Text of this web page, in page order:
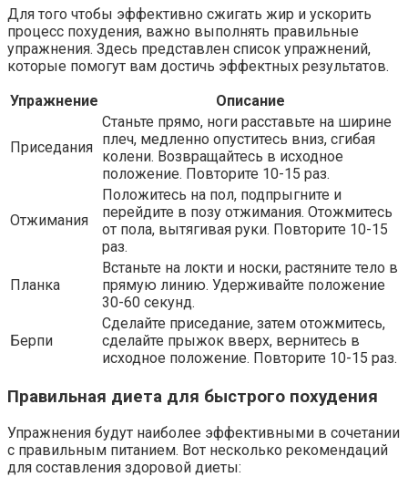
Для того чтобы эффективно сжигать жир и ускорить
процесс похудения, важно выполнять правильные
упражнения. Здесь представлен список упражнений,
которые помогут вам достичь эффектных результатов.
Упражнение
Описание
Приседания
Станьте прямо, ноги расставьте на ширине
плеч, медленно опуститесь вниз, сгибая
колени. Возвращайтесь в исходное
положение. Повторите 10-15 раз.
Отжимания
Положитесь на пол, подпрыгните и
перейдите в позу отжимания. Отожмитесь
от пола, вытягивая руки. Повторите 10-15
раз.
Планка
Встаньте на локти и носки, растяните тело в
прямую линию. Удерживайте положение
30-60 секунд.
Берпи
Сделайте приседание, затем отожмитесь,
сделайте прыжок вверх, вернитесь в
исходное положение. Повторите 10-15 раз.
Правильная диета для быстрого похудения
Упражнения будут наиболее эффективными в сочетании
с правильным питанием. Вот несколько рекомендаций
для составления здоровой диеты: